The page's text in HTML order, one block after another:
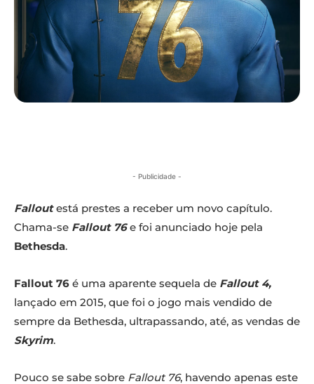
- Publicidade -
Falloutestá prestes a receber um novo capítulo.
Chama-se Fallout 76e foi anunciado hoje pela
Bethesda.
Fallout 76 é uma aparente sequela de Fallout 4,
lançado em 2015, que foi o jogo mais vendido de
sempre da Bethesda, ultrapassando, até, as vendas de
Skyrim.
Pouco se sabe sobre Fallout 76, havendo apenas este